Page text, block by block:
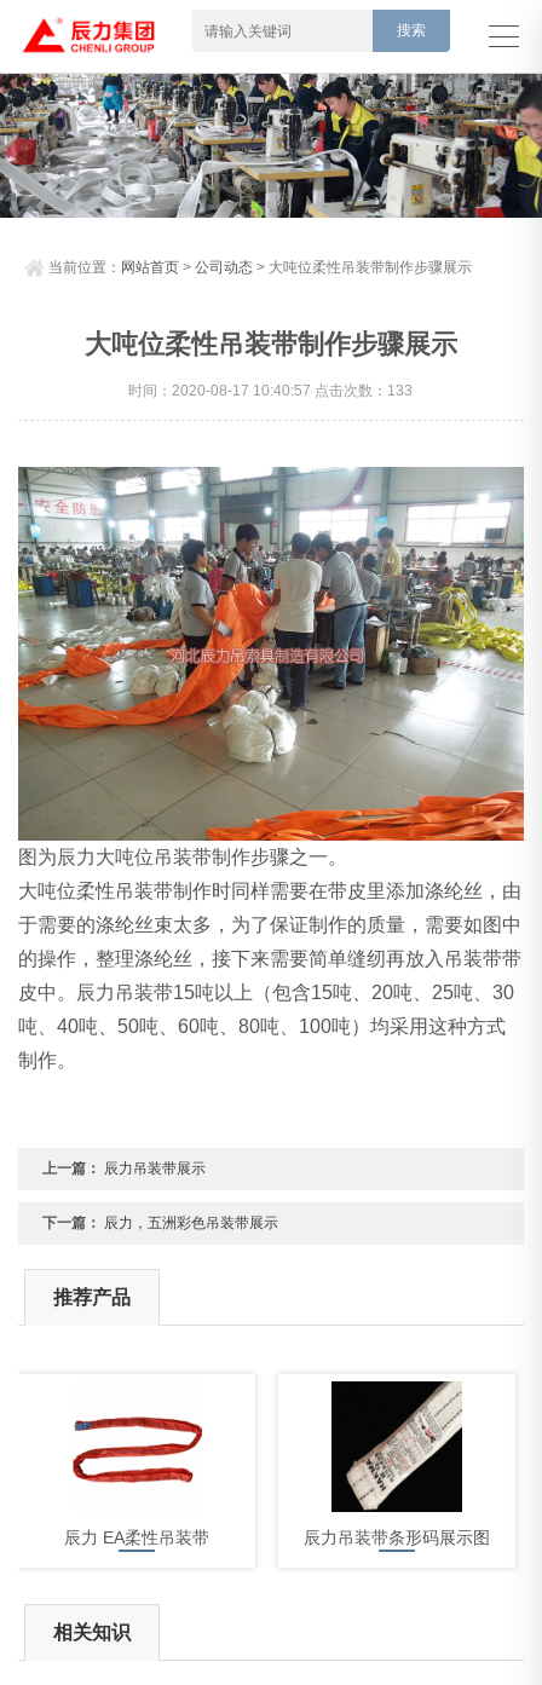
当前位置： 网站首页 >公司动态 > 大吨位柔性吊装带制作步骤展示
大吨位柔性吊装带制作步骤展示
时间：2020-08-17 10:40:57 点击次数：133
图为辰力大吨位吊装带制作步骤之一。
大吨位柔性吊装带制作时同样需要在带皮里添加涤纶丝，由
于需要的涤纶丝束太多，为了保证制作的质量，需要如图中
的操作，整理涤纶丝，接下来需要简单缝纫再放入吊装带带
皮中。辰力吊装带15吨以上（包含15吨、20吨、25吨、30
吨、40吨、50吨、60吨、80吨、100吨）均采用这种方式
制作。
上一篇： 辰力吊装带展示
下一篇： 辰力，五洲彩色吊装带展示
推荐产品
辰力 EA柔性吊装带 辰力吊装带条形码展示图
相关知识